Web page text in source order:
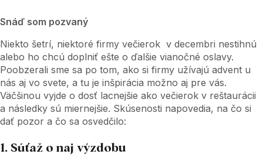
Snáď som pozvaný
Niekto šetrí, niektoré firmy večierok v decembri nestihnú
alebo ho chcú doplniť ešte o ďalšie vianočné oslavy.
Poobzerali sme sa po tom, ako si firmy užívajú advent u
nás aj vo svete, a tu je inšpirácia možno aj pre vás.
Väčšinou vyjde o dosť lacnejšie ako večierok v reštaurácii
a následky sú miernejšie. Skúsenosti napovedia, na čo si
dať pozor a čo sa osvedčilo:
1. Súťaž o naj výzdobu